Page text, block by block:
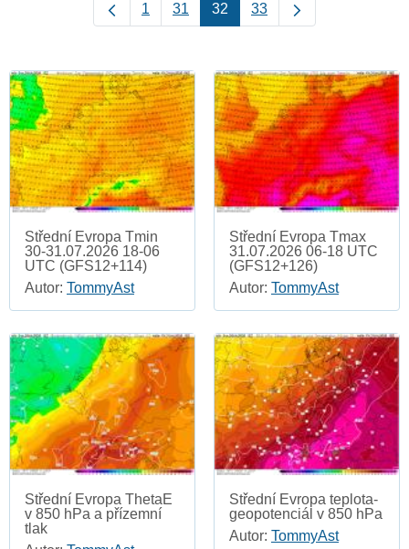
1 31 32 33
Střední Evropa Tmin
30-31.07.2026 18-06
UTC (GFS12+114)
Autor: TommyAst
Střední Evropa Tmax
31.07.2026 06-18 UTC
(GFS12+126)
Autor: TommyAst
Střední Evropa ThetaE
v 850 hPa a přízemní
tlak
Střední Evropa teplota-
geopotenciál v 850 hPa
Autor: TommyAst